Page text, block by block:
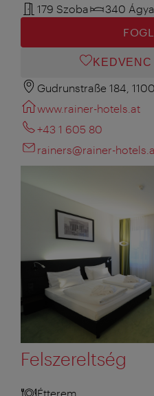
179 Szoba
340
Gudrunstraße 184,
www.rainer-hotels.at
+43 1 605 80
rainers@rainer-
Felszereltség
Étterem